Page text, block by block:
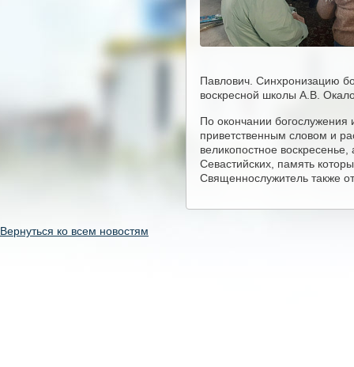
Павлович. Синхронизацию
воскресной школы А.В.
По окончании
приветственным словом и
великопостное
Севастийских, память
Священнослужитель также
Вернуться ко всем новостям